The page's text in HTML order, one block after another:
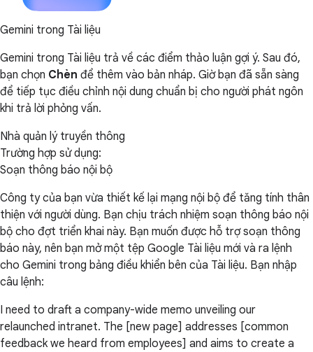
Gemini trong Tài liệu
Gemini trong Tài liệu trả về các điểm thảo luận gợi ý. Sau đó,
bạn chọn Chèn để thêm vào bản nháp. Giờ bạn đã sẵn sàng
để tiếp tục điều chỉnh nội dung chuẩn bị cho người phát ngôn
khi trả lời phỏng vấn.
Nhà quản lý truyền thông
Trường hợp sử dụng:
Soạn thông báo nội bộ
Công ty của bạn vừa thiết kế lại mạng nội bộ để tăng tính thân
thiện với người dùng. Bạn chịu trách nhiệm soạn thông báo nội
bộ cho đợt triển khai này. Bạn muốn được hỗ trợ soạn thông
báo này, nên bạn mở một tệp Google Tài liệu mới và ra lệnh
cho Gemini trong bảng điều khiển bên của Tài liệu. Bạn nhập
câu lệnh:
I need to draft a company-wide memo unveiling our
relaunched intranet. The [new page] addresses [common
feedback we heard from employees] and aims to create a